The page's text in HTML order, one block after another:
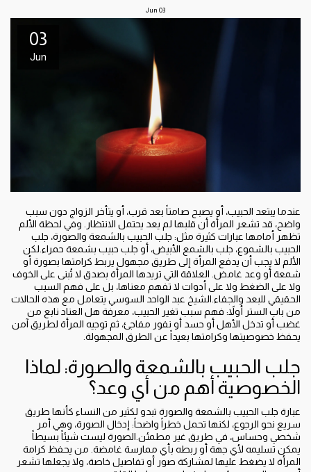
03
Jun
03
Jun
عندما يبتعد الحبيب، أو يصبح صامتاً بعد قرب، أو يتأخر الزواج دون سبب
واضح، قد تشعر المرأة أن قلبها لم يعد يحتمل الانتظار. وفي لحظة الألم
تظهر أمامها عبارات كثيرة مثل: جلب الحبيب بالشمعة والصورة، جلب
الحبيب بالشموع، جلب بالشمع الأبيض، أو جلب حبيب بشمعة حمراء.لكن
الألم لا يجب أن يدفع المرأة إلى طريق مجهول يربط كرامتها بصورة أو
شمعة أو وعد غامض. العلاقة التي تريدها المرأة بصدق لا تُبنى على الخوف
ولا على الضغط ولا على أدوات لا تفهم معناها، بل على فهم السبب
الحقيقي للبعد والجفاء.الشيخ عبد الواحد السوسي يتعامل مع هذه الحالات
من باب الستر أولاً: فهم سبب تغير الحبيب، معرفة هل العناد نابع من
غضب أو تدخل الأهل أو حسد أو نفور مفاجئ، ثم توجيه المرأة لطريق آمن
يحفظ خصوصيتها وكرامتها بعيداً عن الطرق المجهولة.
جلب الحبيب بالشمعة والصورة: لماذا
الخصوصية أهم من أي وعد؟
عبارة جلب الحبيب بالشمعة والصورة تبدو لكثير من النساء كأنها طريق
سريع نحو الرجوع، لكنها تحمل خطراً واضحاً: إدخال الصورة، وهي أمر
شخصي وحساس، في طريق غير مطمئن.الصورة ليست شيئاً بسيطاً
يمكن تسليمه لأي جهة أو ربطه بأي ممارسة غامضة. من يحفظ كرامة
المرأة لا يضغط عليها لمشاركة صور أو تفاصيل خاصة، ولا يجعلها تشعر